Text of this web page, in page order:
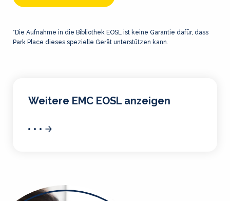
*Die Aufnahme in die Bibliothek EOSL ist keine Garantie dafür, dass
Park Place dieses spezielle Gerät unterstützen kann.
Weitere EMC EOSL anzeigen